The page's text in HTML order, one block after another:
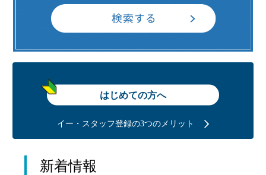
はじめての方へ
イー・スタッフ登録の3つのメリット
新着情報